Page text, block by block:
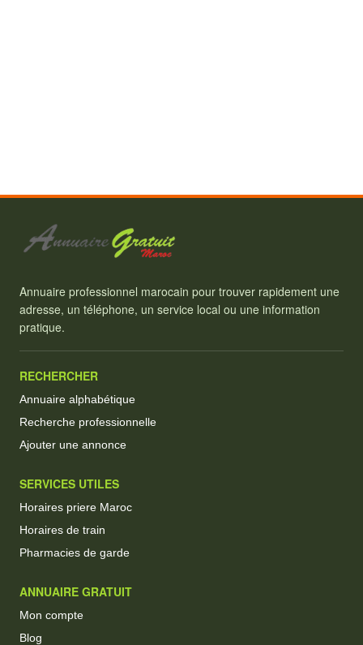
Annuaire professionnel marocain pour trouver rapidement une
adresse, un téléphone, un service local ou une information
pratique.
RECHERCHER
Annuaire alphabétique
Recherche professionnelle
Ajouter une annonce
SERVICES UTILES
Horaires priere Maroc
Horaires de train
Pharmacies de garde
ANNUAIRE GRATUIT
Mon compte
Blog